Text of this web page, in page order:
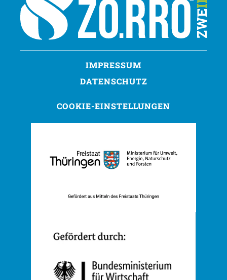
IMPRESSUM
DATENSCHUTZ
COOKIE-EINSTELLUNGEN